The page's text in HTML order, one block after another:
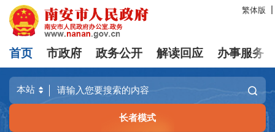
繁体版
首页 市政府 政务公开 解读回应 办事服务
长者模式